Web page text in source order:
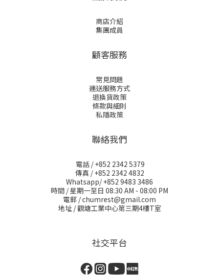
商店介紹
集團成員
顧客服務
常見問題
運送服務方式
退換貨政策
條款與細則
私隱政策
聯絡我們
電話 / +852 2342 5379
傳真 / +852 2342 4832
Whatsapp/ +852 9483 3486
時間 / 星期一至日 08:30 AM - 08:00 PM
電郵 / chumrest@gmail.com
地址 / 觀塘工業中心第三期4樓T室
社交平台